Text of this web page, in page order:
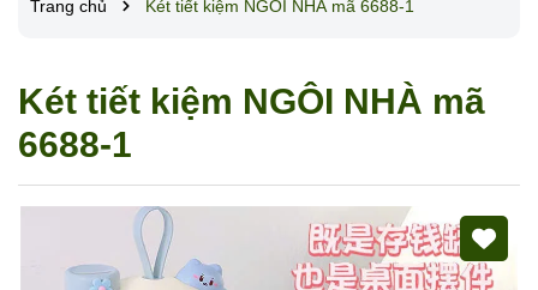
Trang chủ Két tiết kiệm NGÔI NHÀ mã 6688-1
Két tiết kiệm NGÔI NHÀ mã
6688-1